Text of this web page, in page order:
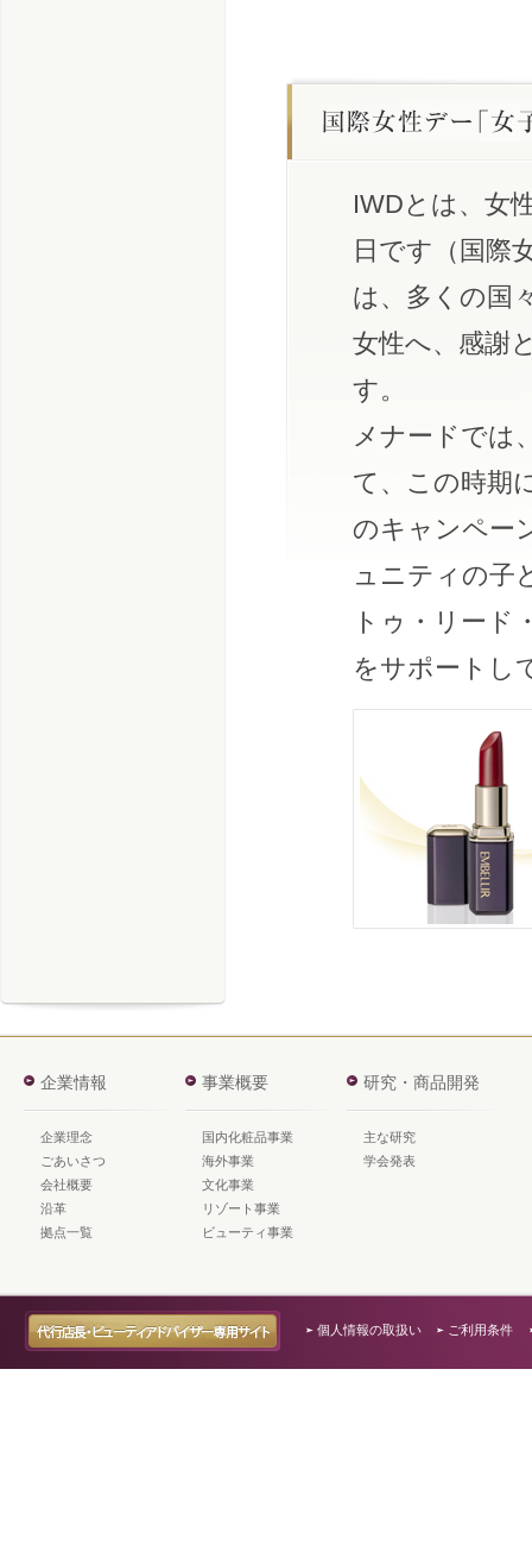
IWDとは、女
日です（国際
は、多くの国
女性へ、感謝
す。
メナードでは
て、この時期
のキャンペー
ュニティの子
トゥ・リード
をサポートし
企業情報
企業理念
ごあいさつ
会社概要
沿革
拠点一覧
事業概要
国内化粧品事業
海外事業
文化事業
リゾート事業
ビューティ事業
研究・商品開発
主な研究
学会発表
個人情報の取扱い ご利用条件